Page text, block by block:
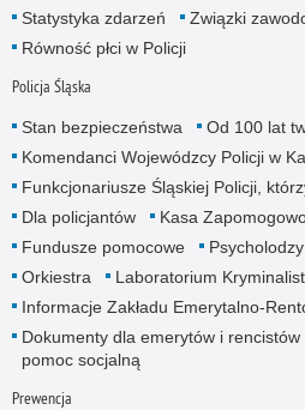
Statystyka zdarzeń
Związki
Równość płci w Policji
Policja Śląska
Stan bezpieczeństwa
Od 100 lat
Komendanci Wojewódzcy Policji w
Funkcjonariusze Śląskiej Policji,
Dla policjantów
Kasa
Fundusze pomocowe
Orkiestra
Laboratorium
Informacje Zakładu Emerytalno-
Dokumenty dla emerytów i
pomoc socjalną
Prewencja